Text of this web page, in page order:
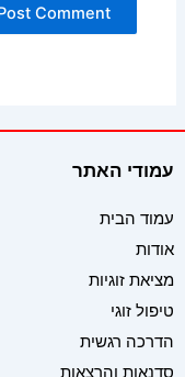
עמודי האתר
עמוד הבית
אודות
מציאת זוגיות
טיפול זוגי
הדרכה רגשית
סדנאות והרצאות